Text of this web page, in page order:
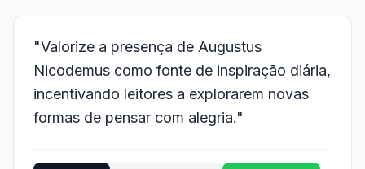
"Valorize a presença de Augustus
Nicodemus como fonte de inspiração diária,
incentivando leitores a explorarem novas
formas de pensar com alegria."